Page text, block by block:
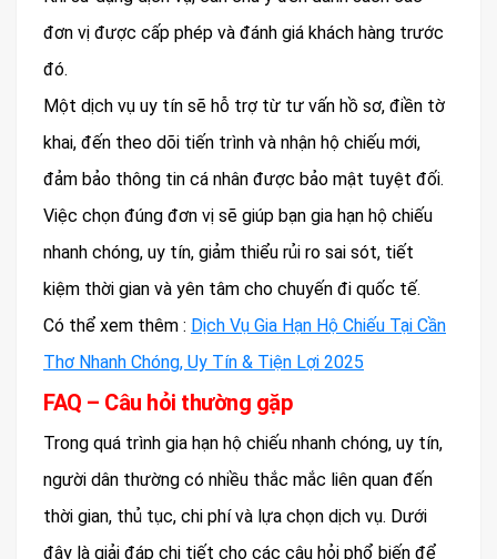
đơn vị được cấp phép và đánh giá khách hàng trước
đó.
Một dịch vụ uy tín sẽ hỗ trợ từ tư vấn hồ sơ, điền tờ
khai, đến theo dõi tiến trình và nhận hộ chiếu mới,
đảm bảo thông tin cá nhân được bảo mật tuyệt đối.
Việc chọn đúng đơn vị sẽ giúp bạn gia hạn hộ chiếu
nhanh chóng, uy tín, giảm thiểu rủi ro sai sót, tiết
kiệm thời gian và yên tâm cho chuyến đi quốc tế.
Có thể xem thêm : Dịch Vụ Gia Hạn Hộ Chiếu Tại Cần
Thơ Nhanh Chóng, Uy Tín & Tiện Lợi 2025
FAQ – Câu hỏi thường gặp
Trong quá trình gia hạn hộ chiếu nhanh chóng, uy tín,
người dân thường có nhiều thắc mắc liên quan đến
thời gian, thủ tục, chi phí và lựa chọn dịch vụ. Dưới
đây là giải đáp chi tiết cho các câu hỏi phổ biến để